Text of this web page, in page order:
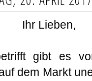
Ihr Lieben,
gibt es
dem Markt